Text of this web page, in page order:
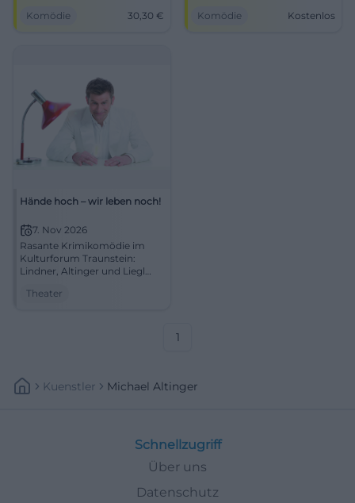
Pointen auf die Bühne.
Komödie 30,30 €
spielt Die letzte Tasse
Komödie Kostenlos
Hände hoch – wir leben noch!
7. Nov 2026
Rasante Krimikomödie im
Kulturforum Traunstein:
Lindner, Altinger und Liegl
Mythen über die Bühne.
Theater
1
Kuenstler Michael Altinger
Schnellzugriff
Über uns
Datenschutz